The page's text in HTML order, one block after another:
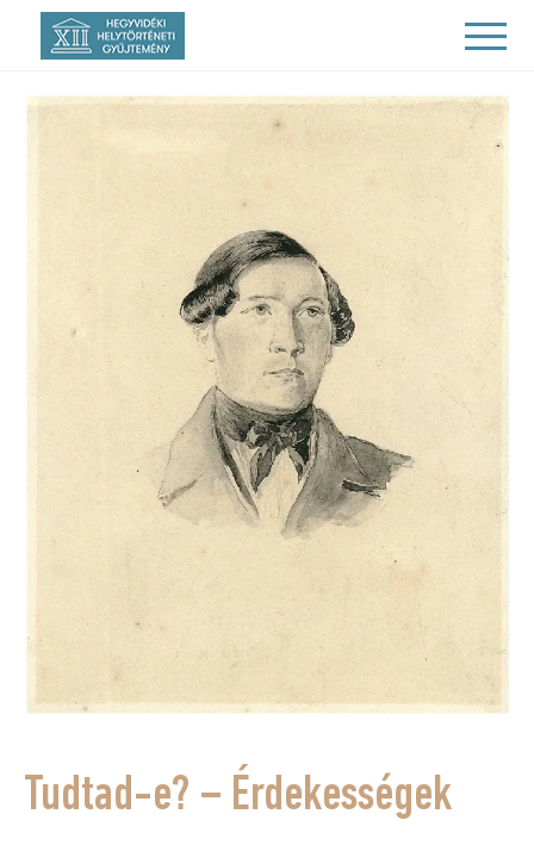
Tudtad-e? – Érdekességek